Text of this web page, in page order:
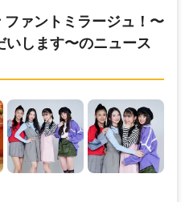
ァントミラージュ！〜
します〜のニュース